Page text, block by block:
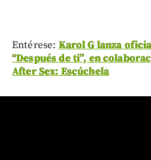
Entérese: Karol G lanza
“Después de ti”, en
After Sex: Escúchela